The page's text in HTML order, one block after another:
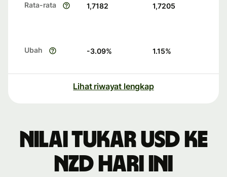
Rata-rata 1,7182 1,7205
Ubah -3.09% 1.15%
Lihat riwayat lengkap
Nilai tukar USD ke
NZD hari ini